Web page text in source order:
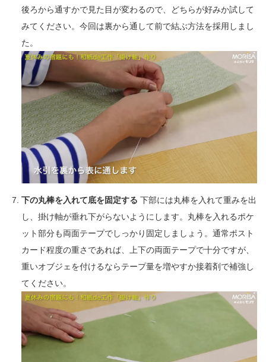
後ろから通すかで見た目が変わるので、どちらが好みか試して
みてください。今回は裏から通して前で結ぶ方法を採用しまし
た。
下の丸棒を入れて底を固定する 下部には丸棒を入れて重みを出
し、掛け軸が垂れ下がらないようにします。丸棒を入れるポケ
ット部分も両面テープでしっかり固定しましょう。通常ポスト
カード程度の重さであれば、上下の両面テープで十分ですが、
重いオブジェを付けるならテープ量を増やすか接着剤で補強し
てください。